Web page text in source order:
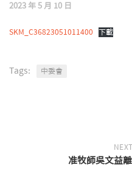
2023 年 5 月 10 日
SKM_C36823051011400 下載
Tags: 中委會
准牧師吳文益